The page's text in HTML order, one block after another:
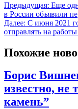
Предыдущая: Еще
в России объявили
Далее: С июня 2021
отправлять на
Похожие
Борис
известно, не
камень”